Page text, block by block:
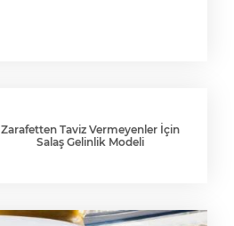
Zarafetten Taviz Vermeyenler İçin
Salaş Gelinlik Modeli